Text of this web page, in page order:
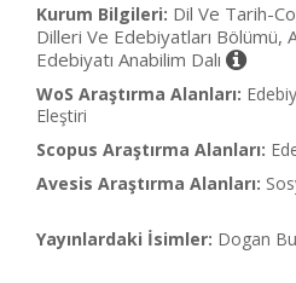
Kurum Bilgileri: Dil Ve Tarih-
Dilleri Ve Edebiyatları Bölümü,
Edebiyatı Anabilim Dalı
WoS Araştırma Alanları:
Eleştiri
Scopus Araştırma Alanları:
Avesis Araştırma Alanları:
Yayınlardaki İsimler: Dogan